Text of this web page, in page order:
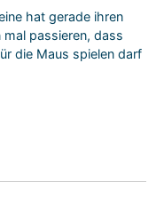
hat gerade ihren
passieren, dass
die Maus spielen darf